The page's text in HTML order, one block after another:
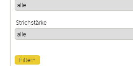
Strichstärke